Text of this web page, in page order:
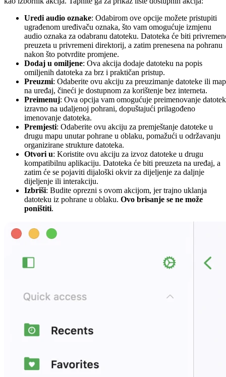
Uredi audio oznake: Odabirom ove opcije možete pristupiti
ugrađenom uređivaču oznaka, što vam omogućuje izmjenu
audio oznaka za odabranu datoteku. Datoteka će biti
preuzeta u privremeni direktorij, a zatim prenesena na pohranu
nakon što potvrdite promjene.
Dodaj u omiljene: Ova akcija dodaje datoteku na popis
omiljenih datoteka za brz i praktičan pristup.
Preuzmi: Odaberite ovu akciju za preuzimanje datoteke ili
na uređaj, čineći je dostupnom za korištenje bez interneta.
Preimenuj: Ova opcija vam omogućuje preimenovanje
izravno na udaljenoj pohrani, dopuštajući prilagođeno
imenovanje datoteka.
Premjesti: Odaberite ovu akciju za premještanje datoteke u
drugu mapu unutar pohrane u oblaku, pomažući u održavanju
organizirane strukture datoteka.
Otvori u: Koristite ovu akciju za izvoz datoteke u drugu
kompatibilnu aplikaciju. Datoteka će biti preuzeta na uređaj, a
zatim će se pojaviti dijaloški okvir za dijeljenje za daljnje
dijeljenje ili interakciju.
Izbriši: Budite oprezni s ovom akcijom, jer trajno uklanja
datoteku iz pohrane u oblaku. Ovo brisanje se ne može
poništiti.